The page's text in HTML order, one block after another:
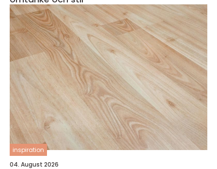
inspiration
04. August 2026